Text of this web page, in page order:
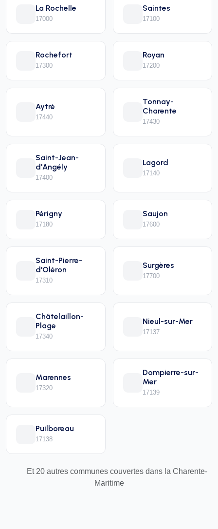
La Rochelle
17000
Saintes
17100
Rochefort
17300
Royan
17200
Aytré
17440
Tonnay-
Charente
17430
Saint-Jean-
d'Angély
17400
Lagord
17140
Périgny
17180
Saujon
17600
Saint-Pierre-
d'Oléron
17310
Surgères
17700
Châtelaillon-
Plage
17340
Nieul-sur-Mer
17137
Marennes
17320
Dompierre-sur-
Mer
17139
Puilboreau
17138
Et 20 autres communes couvertes dans la Charente-
Maritime